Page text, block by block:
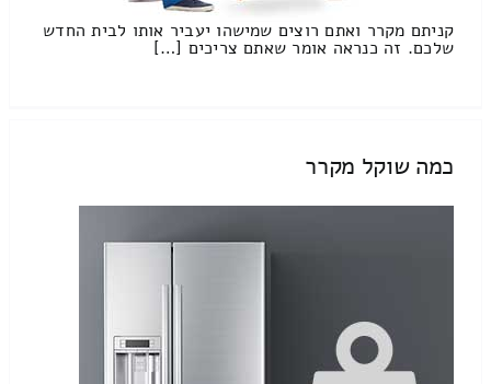
קניתם מקרר ואתם רוצים שמישהו יעביר אותו לבית החדש
שלכם. זה כנראה אומר שאתם צריכים […]
כמה שוקל מקרר